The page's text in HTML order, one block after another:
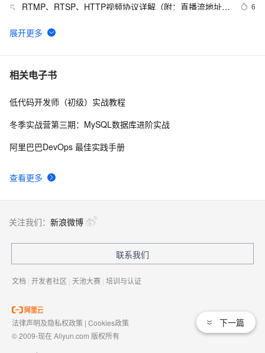
5
RTMP、RTSP、HTTP视频协议详解（附：直播流地址、
6
6
【YOLOv8改进 - 注意力机制】Triplet Attention：轻量
7 Python PIL远程命令执行漏洞复现(CVE-2017-8291
8 新年快乐 ~
相关电子书
查看更多
低代码开发师（初级）实战教程
冬季实战营第三期：MySQL数据库进阶实战
阿里巴巴DevOps 最佳实践手册
下一篇
关注我们： 新浪微博
联系我们
文档 | 开发者社区 | 天池大赛 | 培训与认证
法律声明及隐私权政策 | Cookies政策
© 2009-现在 Aliyun.com 版权所有